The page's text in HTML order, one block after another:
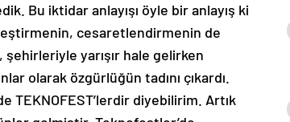
cesaretlendirmenin de
yarışır hale gelirken
olarak özgürlüğün tadını çıkardı.
TEKNOFEST’lerdir diyebilirim. Artık
gelmiştir. Teknofestler’de